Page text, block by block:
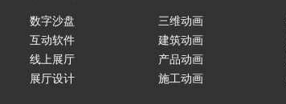
数字沙盘
互动软件
线上展厅
展厅设计
三维动画
建筑动画
产品动画
施工动画